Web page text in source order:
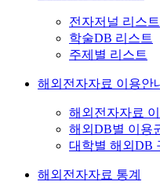
전자저널 리스트
학술DB 리스트
주제별 리스트
해외전자자료 이용안
해외전자자료
해외DB별 이용
대학별 해외DB
해외전자자료 통계